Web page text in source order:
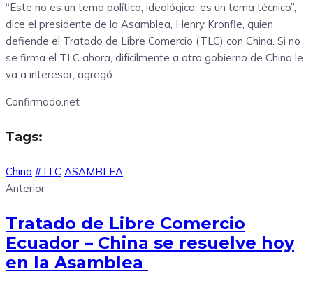
“Este no es un tema político, ideológico, es un tema técnico”,
dice el presidente de la Asamblea, Henry Kronfle, quien
defiende el Tratado de Libre Comercio (TLC) con China. Si no
se firma el TLC ahora, difícilmente a otro gobierno de China le
va a interesar, agregó.
Confirmado.net
Tags:
China #TLC ASAMBLEA
Anterior
Tratado de Libre Comercio
Ecuador – China se resuelve hoy
en la Asamblea